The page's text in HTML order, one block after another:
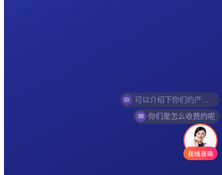
你们是怎么收费的呢